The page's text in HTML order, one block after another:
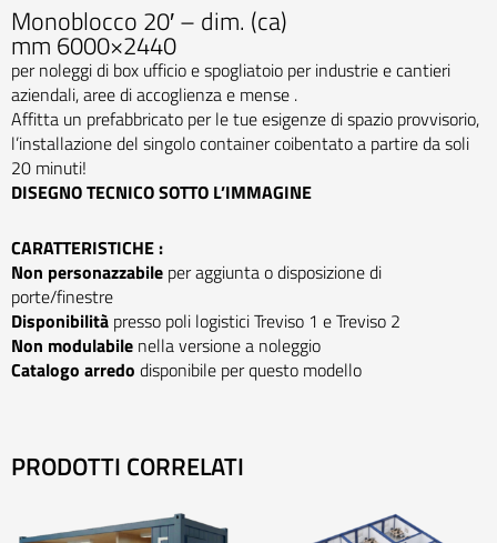
Monoblocco 20′ – dim. (ca)
mm 6000×2440
per noleggi di box ufficio e spogliatoio per industrie e cantieri
aziendali, aree di accoglienza e mense .
Affitta un prefabbricato per le tue esigenze di spazio provvisorio,
l’installazione del singolo container coibentato a partire da soli
20 minuti!
DISEGNO TECNICO SOTTO L’IMMAGINE
CARATTERISTICHE :
Non personazzabile per aggiunta o disposizione di
porte/finestre
Disponibilità presso poli logistici Treviso 1 e Treviso 2
Non modulabile nella versione a noleggio
Catalogo arredo disponibile per questo modello
PRODOTTI CORRELATI